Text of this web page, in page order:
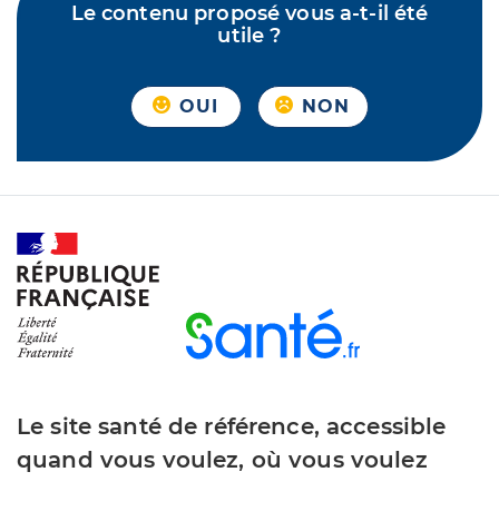
Le contenu proposé vous a-t-il été
utile ?
OUI NON
Le site santé de référence, accessible
quand vous voulez, où vous voulez